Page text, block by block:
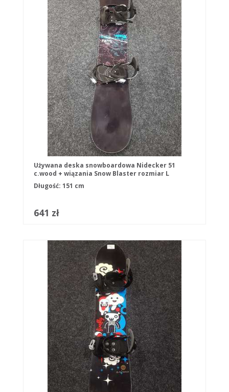
Używana deska snowboardowa Nidecker 51
c.wood + wiązania Snow Blaster rozmiar L
Długość: 151 cm
641 zł